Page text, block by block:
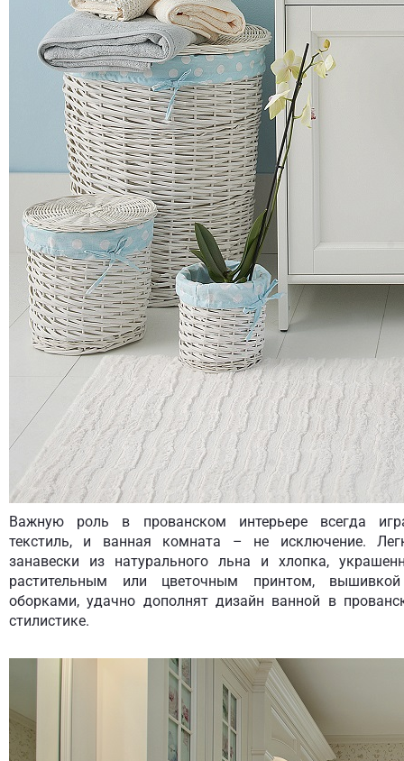
Важную роль в прованском интерьере всегда
текстиль, и ванная комната – не исключение.
занавески из натурального льна и хлопка,
растительным или цветочным принтом,
оборками, удачно дополнят дизайн ванной в
стилистике.